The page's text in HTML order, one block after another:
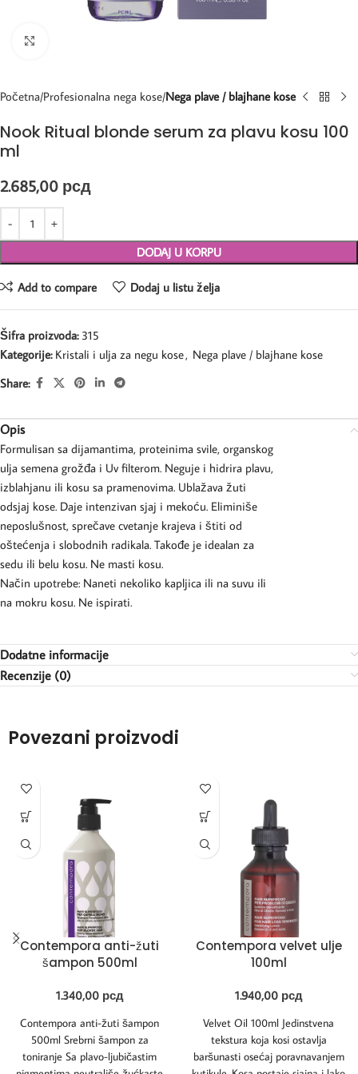
Početna Profesionalna nega kose Nega plave / blajhane kose
Nook Ritual blonde serum za plavu kosu 100
ml
2.685,00 рсд
DODAJ U KORPU
Add to compare Dodaj u listu želja
Šifra proizvoda: 315
Kategorije: Kristali i ulja za negu kose, Nega plave / blajhane kose
Share:
Opis
Formulisan sa dijamantima, proteinima svile, organskog
ulja semena grožđa i Uv filterom. Neguje i hidrira plavu,
izblahjanu ili kosu sa pramenovima. Ublažava žuti
odsjaj kose. Daje intenzivan sjaj i mekoću. Eliminiše
neposlušnost, sprečave cvetanje krajeva i štiti od
oštećenja i slobodnih radikala. Takođe je idealan za
sedu ili belu kosu. Ne masti kosu.
Način upotrebe: Naneti nekoliko kapljica ili na suvu ili
na mokru kosu. Ne ispirati.
Dodatne informacije
Recenzije (0)
Povezani proizvodi
Contempora anti-žuti
šampon 500ml
1.340,00 рсд
Contempora anti-žuti šampon
500ml Srebrni šampon za
toniranje Sa plavo-ljubičastim
Contempora velvet ulje
100ml
1.940,00 рсд
Velvet Oil 100ml Jedinstvena
tekstura koja kosi ostavlja
baršunasti osećaj poravnavanjem